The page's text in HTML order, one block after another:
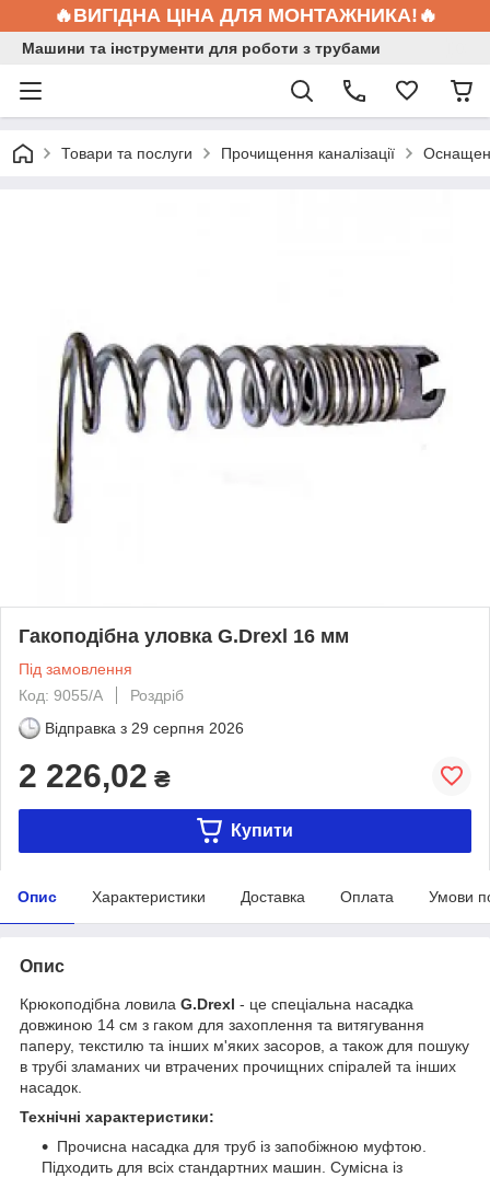
🔥ВИГІДНА ЦІНА ДЛЯ МОНТАЖНИКА!🔥
Машини та інструменти для роботи з трубами
Товари та послуги Прочищення каналізації
Гакоподібна уловка G.Drexl 16 мм
Під замовлення
Код: 9055/A
Роздріб
Відправка з 29 серпня 2026
2 226,02 ₴
Купити
Опис Характеристики Доставка Оплата Умови
Опис
Крюкоподібна ловила G.Drexl - це спеціальна насадка
довжиною 14 см з гаком для захоплення та витягування
паперу, текстилю та інших м'яких засоров, а також для пошуку
в трубі зламаних чи втрачених прочищних спіралей та інших
насадок.
Технічні характеристики:
Прочисна насадка для труб із запобіжною муфтою.
Підходить для всіх стандартних машин. Сумісна із